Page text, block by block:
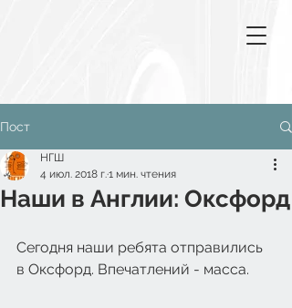
Пост
Наши в Англии: Оксфорд
НГШ
4 июл. 2018 г.1 мин. чтения
Сегодня наши ребята отправились
в Оксфорд. Впечатлений - масса.